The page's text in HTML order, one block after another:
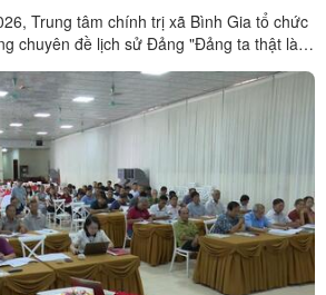
Trung tâm chính trị xã Bình Gia tổ chức
chuyên đề lịch sử Đảng "Đảng ta thật là vĩ